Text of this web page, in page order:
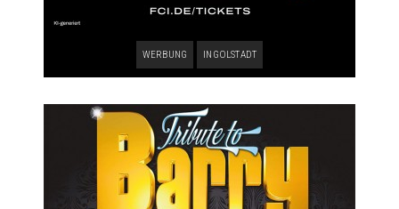
WERBUNG INGOLSTADT